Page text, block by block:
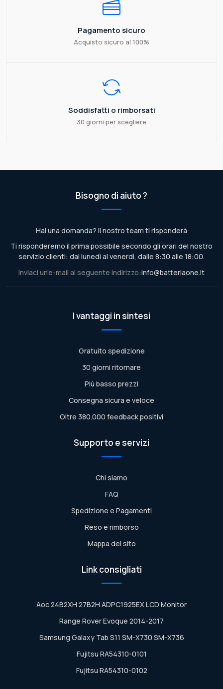
Pagamento sicuro
Acquisto sicuro al 100%
Soddisfatti o rimborsati
30 giorni per scegliere
Bisogno di aiuto ?
Hai una domanda? Il nostro team ti risponderà
Ti risponderemo il prima possibile secondo gli orari del nostro
servizio clienti: dal lunedì al venerdì, dalle 8:30 alle 18:00.
Inviaci un'e-mail al seguente indirizzo:info@batteriaone.it
I vantaggi in sintesi
Gratuito spedizione
30 giorni ritornare
Più basso prezzi
Consegna sicura e veloce
Oltre 380.000 feedback positivi
Supporto e servizi
Chi siamo
FAQ
Spedizione e Pagamenti
Reso e rimborso
Mappa del sito
Link consigliati
Aoc 24B2XH 27B2H ADPC1925EX LCD Monitor
Range Rover Evoque 2014-2017
Samsung Galaxy Tab S11 SM-X730 SM-X736
Fujitsu RA54310-0101
Fujitsu RA54310-0102